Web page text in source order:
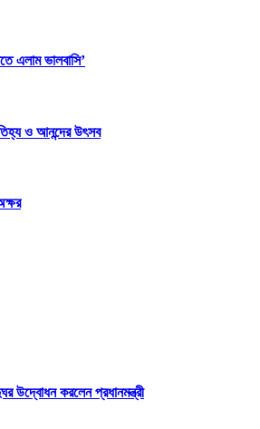
এলাম ভালবাসি’
ও আনন্দের উৎসব
উদ্বোধন করলেন প্রধানমন্ত্রী